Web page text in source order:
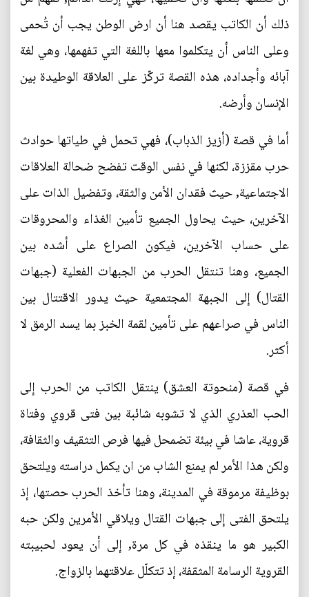
ذلك أن الكاتب يقصد هنا أن ارض الوطن يجب أن تُحمى
وعلى الناس أن يتكلموا معها باللغة التي تفهمها، وهي لغة
آبائه وأجداده، هذه القصة تركّز على العلاقة الوطيدة بين
الإنسان وأرضه.
أما في قصة (أزيز الذباب)، فهي تحمل في طياتها حوادث
حرب مقززة، لكنها في نفس الوقت تفضح ضحالة العلاقات
الاجتماعية, حيث فقدان الأمن والثقة، وتفضيل الذات على
الآخرين، حيث يحاول الجميع تأمين الغذاء والمحروقات
على حساب الآخرين، فيكون الصراع على أشده بين
الجميع، وهنا تنتقل الحرب من الجبهات الفعلية (جبهات
القتال) إلى الجبهة المجتمعية حيث يدور الاقتتال بين
الناس في صراعهم على تأمين لقمة الخبز بما يسد الرمق لا
أكثر.
في قصة (منحوتة العشق) ينتقل الكاتب من الحرب إلى
الحب العذري الذي لا تشوبه شائبة بين فتى قروي وفتاة
قروية، عاشا في بيئة تضمحل فيها فرص التثقيف والثقافة،
ولكن هذا الأمر لم يمنع الشاب من ان يكمل دراسته ويلتحق
بوظيفة مرموقة في المدينة، وهنا تأخذ الحرب حصتها، إذ
يلتحق الفتى إلى جبهات القتال ويلاقي الأمرين ولكن حبه
الكبير هو ما ينقذه في كل مرة, إلى أن يعود لحبيبته
القروية الرسامة المثقفة، إذ تتكلّل علاقتهما بالزواج.